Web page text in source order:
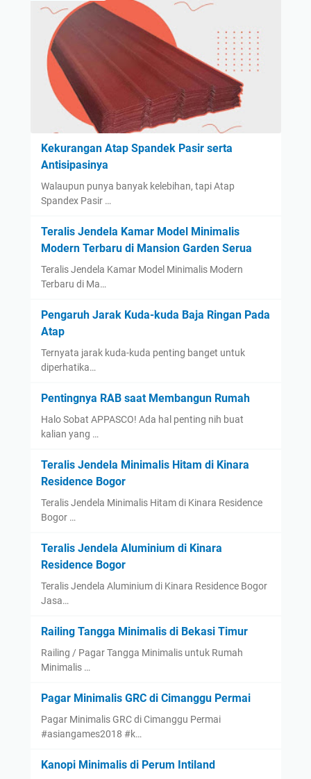
Kekurangan Atap Spandek Pasir serta
Antisipasinya
Walaupun punya banyak kelebihan, tapi Atap
Spandex Pasir …
Teralis Jendela Kamar Model Minimalis
Modern Terbaru di Mansion Garden Serua
Teralis Jendela Kamar Model Minimalis Modern
Terbaru di Ma…
Pengaruh Jarak Kuda-kuda Baja Ringan Pada
Atap
Ternyata jarak kuda-kuda penting banget untuk
diperhatika…
Pentingnya RAB saat Membangun Rumah
Halo Sobat APPASCO! Ada hal penting nih buat
kalian yang …
Teralis Jendela Minimalis Hitam di Kinara
Residence Bogor
Teralis Jendela Minimalis Hitam di Kinara Residence
Bogor …
Teralis Jendela Aluminium di Kinara
Residence Bogor
Teralis Jendela Aluminium di Kinara Residence Bogor
Jasa…
Railing Tangga Minimalis di Bekasi Timur
Railing / Pagar Tangga Minimalis untuk Rumah
Minimalis …
Pagar Minimalis GRC di Cimanggu Permai
Pagar Minimalis GRC di Cimanggu Permai
#asiangames2018 #k…
Kanopi Minimalis di Perum Intiland